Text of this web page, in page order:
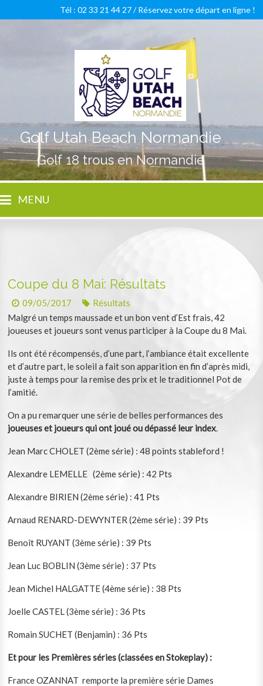
Golf Utah Beach Normandie
Golf 18 trous en Normandie
Tél : 02 33 21 44 27 /Réservez votre départ en ligne !
MENU
Coupe du 8 Mai: Résultats
09/05/2017
Résultats
Malgré un temps maussade et un bon vent d’Est frais, 42
joueuses et joueurs sont venus participer à la Coupe du 8 Mai.
Ils ont été récompensés, d’une part, l’ambiance était excellente
et d’autre part, le soleil a fait son apparition en fin d’après midi,
juste à temps pour la remise des prix et le traditionnel Pot de
l’amitié.
On a pu remarquer une série de belles performances des
joueuses et joueurs qui ont joué ou dépassé leur index.
Jean Marc CHOLET (2ème série) : 48 points stableford !
Alexandre LEMELLE (2ème série) : 42 Pts
Alexandre BIRIEN (2ème série) : 41 Pts
Arnaud RENARD-DEWYNTER (2ème série) : 39 Pts
Benoît RUYANT (3ème série) : 39 Pts
Jean Luc BOBLIN (3ème série) : 37 Pts
Jean Michel HALGATTE (4ème série) : 38 Pts
Joelle CASTEL (3ème série) : 36 Pts
Romain SUCHET (Benjamin) : 36 Pts
Et pour les Premières séries (classées en Stokeplay) :
France OZANNAT remporte la première série Dames